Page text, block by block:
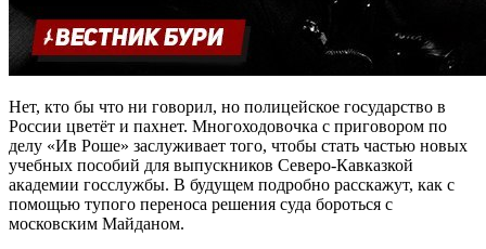
Нет, кто бы что ни говорил, но полицейское государство в
России цветёт и пахнет. Многоходовочка с приговором по
делу «Ив Роше» заслуживает того, чтобы стать частью новых
учебных пособий для выпускников Северо-Кавказкой
академии госслужбы. В будущем подробно расскажут, как с
помощью тупого переноса решения суда бороться с
московским Майданом.